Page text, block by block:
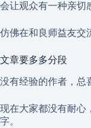
会让观众有一种亲切
仿佛在和良师益友交
文章要多多分段
没有经验的作者，总
现在大家都没有耐心
字。